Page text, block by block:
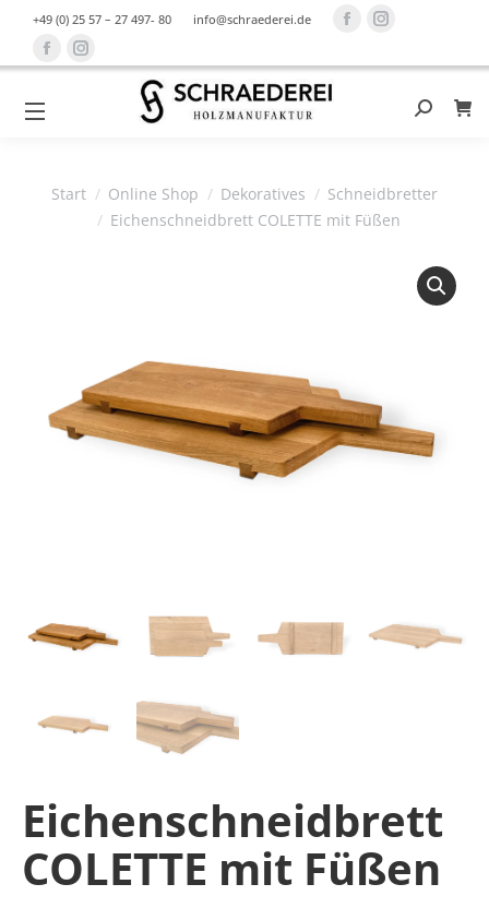
+49 (0) 25 57 – 27 497- 80 info@schraederei.de
Facebook
opensopens
Facebook
page
window
page
opens
window
Search:
Start Online Shop Dekoratives
Schneidbretter
Eichenschneidbrett COLETTE mit Füßen
Eichenschneidbrett
COLETTE mit Füßen